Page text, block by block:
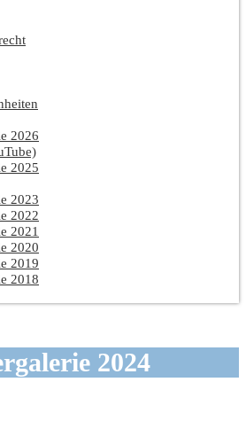
2026
2025
2023
2022
2021
2020
2019
2018
2024